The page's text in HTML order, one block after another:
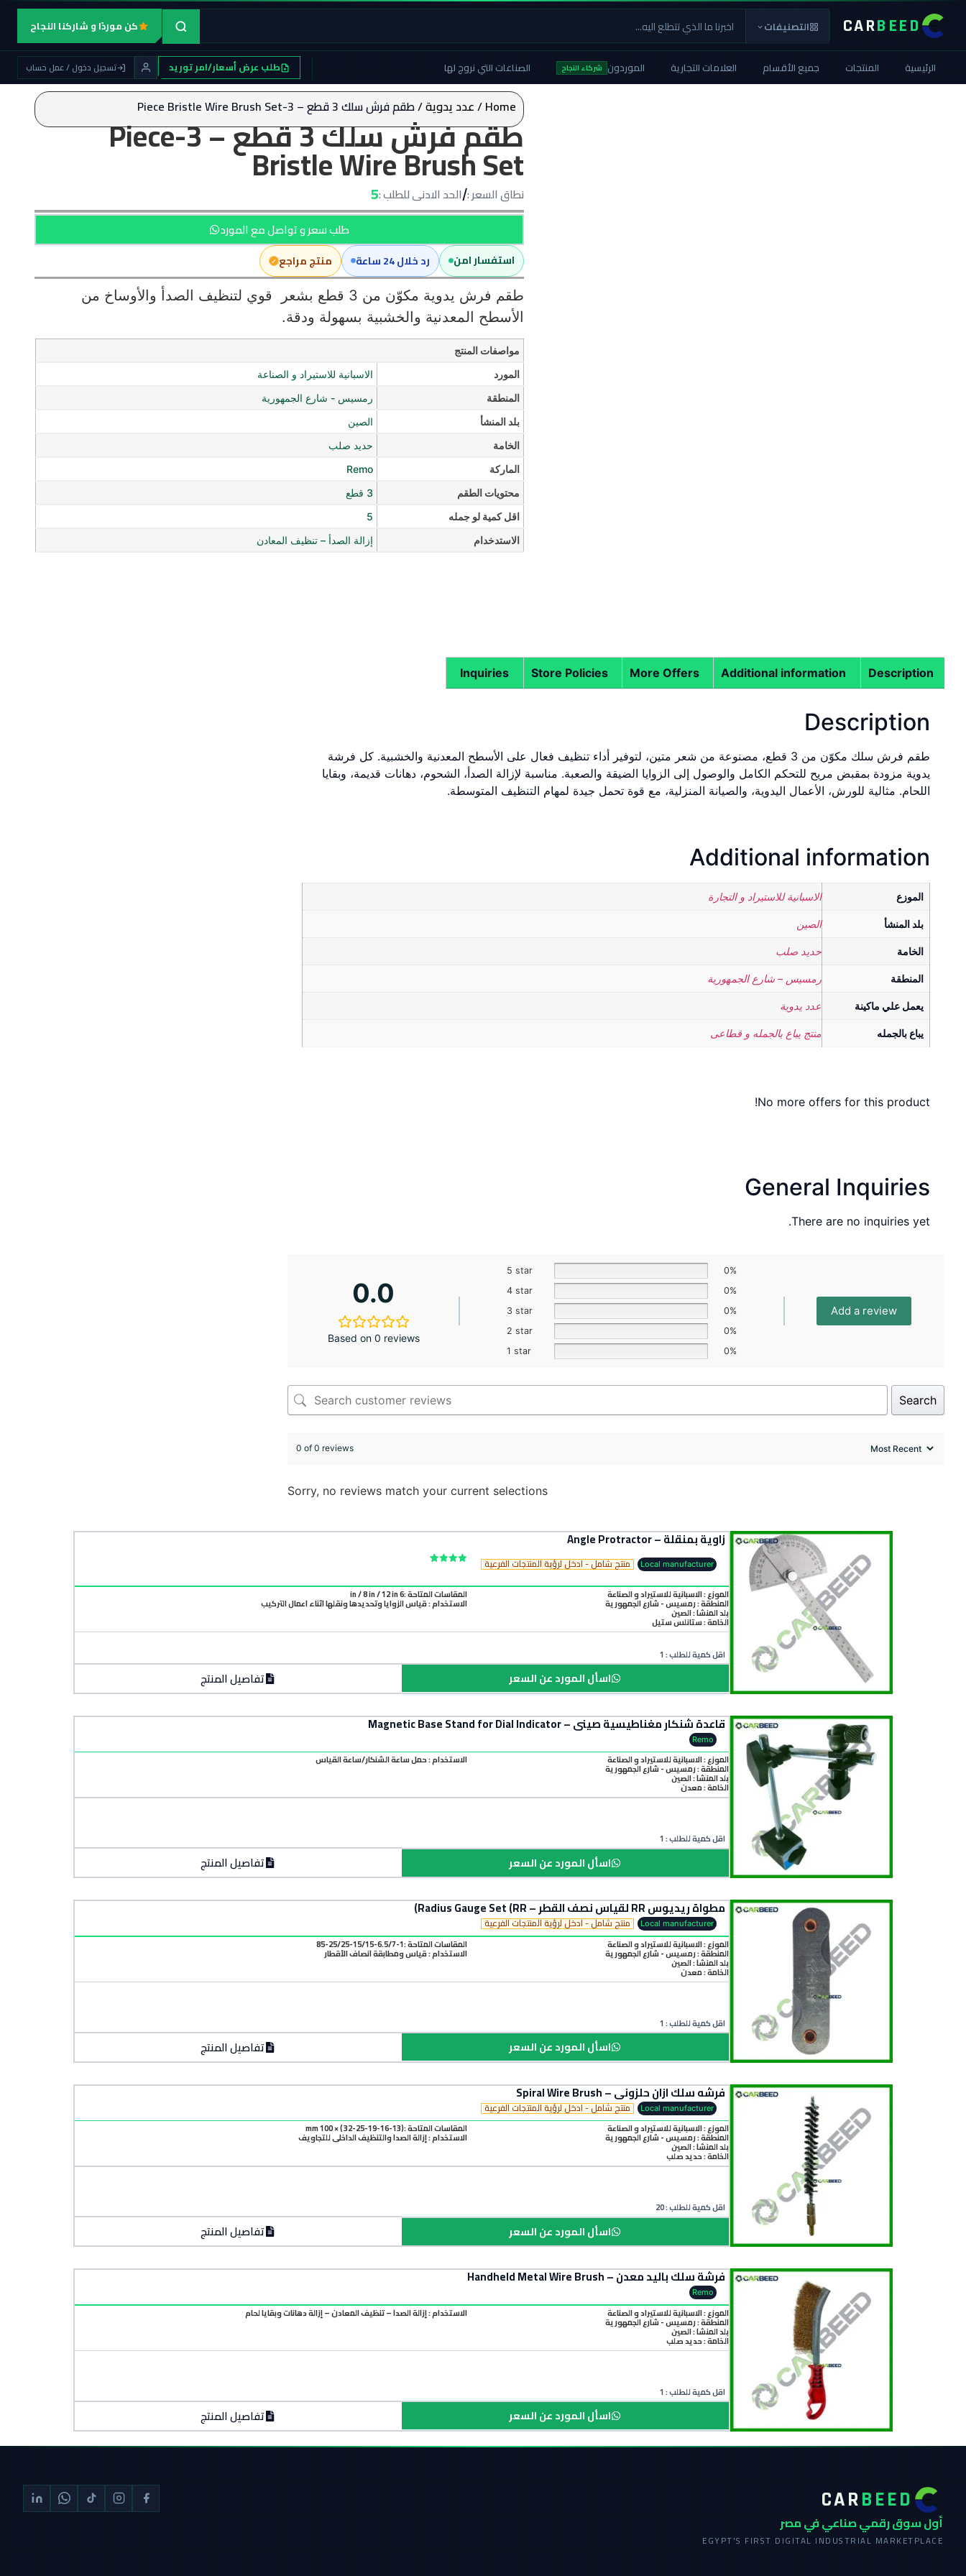
CARBEED التصنيفات كن موردًا و شاركنا النجاح
الرئيسية المنتجات جميع الأقسام العلامات التجارية الموردون شركاء النجاح الصناعات التي نروج لها طلب عرض أسعار/امر توريد تسجيل دخول / عمل حساب
Home
/عدد يدوية/ طقم فرش سلك 3 قطع – 3-Piece Bristle Wire Brush Set
طقم فرش سلك 3 قطع – 3-Piece
Bristle Wire Brush Set
نطاق السعر :/الحد الادنى للطلب :5
طلب سعر و تواصل مع المورد
استفسار امن رد خلال 24 ساعة منتج مراجع
طقم فرش يدوية مكوّن من 3 قطع بشعر قوي لتنظيف الصدأ والأوساخ من
الأسطح المعدنية والخشبية بسهولة ودقة.
مواصفات المنتج
المورد
الاسبانية للاستيراد و الصناعة
المنطقة
رمسيس - شارع الجمهورية
بلد المنشأ
الصين
الخامة
حديد صلب
الماركة
Remo
محتويات الطقم
3 قطع
اقل كمية لو جمله
5
الاستدخدام
إزالة الصدأ – تنظيف المعادن
Description
Additional information
More Offers
Store Policies
Inquiries
Description
طقم فرش سلك مكوّن من 3 قطع، مصنوعة من شعر متين، لتوفير أداء تنظيف فعال على الأسطح المعدنية والخشبية. كل فرشة
يدوية مزودة بمقبض مريح للتحكم الكامل والوصول إلى الزوايا الضيقة والصعبة. مناسبة لإزالة الصدأ، الشحوم، دهانات قديمة، وبقايا
اللحام. مثالية للورش، الأعمال اليدوية، والصيانة المنزلية، مع قوة تحمل جيدة لمهام التنظيف المتوسطة.
Additional information
الموزع الاسبانية للاستيراد و التجارة
بلد المنشأ الصين
الخامة حديد صلب
المنطقة رمسيس – شارع الجمهورية
يعمل علي ماكينة عدد يدوية
يباع بالجمله منتج يباع بالجمله و قطاعى
No more offers for this product!
General Inquiries
There are no inquiries yet.
0.0
Based on 0 reviews
5 star
0%
4 star
0%
3 star
0%
2 star
0%
1 star
0%
Add a review
Search
0 of 0 reviews
Sorry, no reviews match your current selections
زاوية بمنقلة – Angle Protractor
Local manufacturer منتج شامل - ادخل لرؤية المنتجات الفرعية
based on
customer
rating
الموزع : الاسبانية للاستيراد و الصناعة
المنطقة :رمسيس - شارع الجمهورية
بلد المنشأ :الصين
الخامة :ستانلس ستيل
المقاسات المتاحة :6 in / 8 in / 12 in
الاستخدام : قياس الزوايا وتحديدها ونقلها أثناء أعمال التركيب
اقل كمية للطلب : 1
تفاصيل المنتج اسأل المورد عن السعر
قاعدة شنكار مغناطيسية صينى – Magnetic Base Stand for Dial Indicator
Remo
الموزع : الاسبانية للاستيراد و الصناعة
المنطقة :رمسيس - شارع الجمهورية
بلد المنشأ :الصين
الخامة :معدن
الاستخدام : حمل ساعة الشنكار/ساعة القياس
اقل كمية للطلب : 1
تفاصيل المنتج اسأل المورد عن السعر
مطواة ريديوس RR لقياس نصف القطر – Radius Gauge Set (RR)
Local manufacturer منتج شامل - ادخل لرؤية المنتجات الفرعية
الموزع : الاسبانية للاستيراد و الصناعة
المنطقة :رمسيس - شارع الجمهورية
بلد المنشأ :الصين
الخامة :معدن
المقاسات المتاحة :1-6.5/7-15/15-25/25-85
الاستخدام : قياس ومطابقة أنصاف الأقطار
اقل كمية للطلب : 1
تفاصيل المنتج اسأل المورد عن السعر
فرشه سلك ازان حلزوني – Spiral Wire Brush
Local manufacturer منتج شامل - ادخل لرؤية المنتجات الفرعية
الموزع : الاسبانية للاستيراد و الصناعة
المنطقة :رمسيس - شارع الجمهورية
بلد المنشأ :الصين
الخامة :حديد صلب
المقاسات المتاحة :(13-16-19-25-32 ) × 100 mm
الاستخدام : إزالة الصدأ والتنظيف الداخلي للتجاويف
اقل كمية للطلب : 20
تفاصيل المنتج اسأل المورد عن السعر
فرشة سلك باليد معدن – Handheld Metal Wire Brush
Remo
الموزع : الاسبانية للاستيراد و الصناعة
المنطقة :رمسيس - شارع الجمهورية
بلد المنشأ :الصين
الخامة :حديد صلب
الاستخدام : إزالة الصدأ – تنظيف المعادن – إزالة دهانات وبقايا لحام
اقل كمية للطلب : 1
تفاصيل المنتج اسأل المورد عن السعر
CARBEED
أول سوق رقمي صناعي في مصر
EGYPT'S FIRST DIGITAL INDUSTRIAL MARKETPLACE